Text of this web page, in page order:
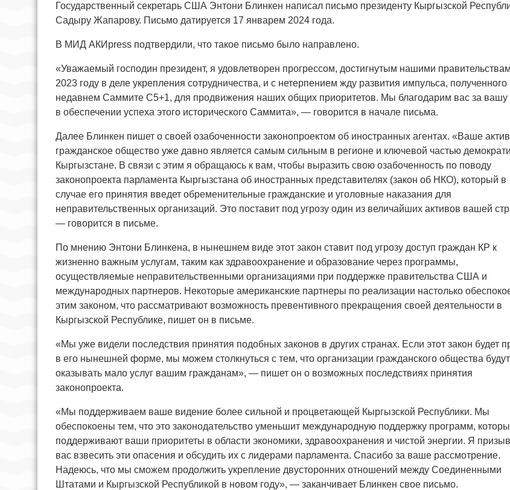
Государственный секретарь США Энтони Блинкен написал письмо президенту Кыргызской
Садыру Жапарову. Письмо датируется 17 январем 2024 года.
В МИД АКИpress подтвердили, что такое письмо было направлено.
«Уважаемый господин президент, я удовлетворен прогрессом, достигнутым нашими
2023 году в деле укрепления сотрудничества, и с нетерпением жду развития импульса, полученного
недавнем Саммите C5+1, для продвижения наших общих приоритетов. Мы благодарим вас за вашу
в обеспечении успеха этого исторического Саммита», — говорится в начале письма.
Далее Блинкен пишет о своей озабоченности законопроектом об иностранных агентах. «Ваше
гражданское общество уже давно является самым сильным в регионе и ключевой частью
Кыргызстане. В связи с этим я обращаюсь к вам, чтобы выразить свою озабоченность по поводу
законопроекта парламента Кыргызстана об иностранных представителях (закон об НКО), который в
случае его принятия введет обременительные гражданские и уголовные наказания для
неправительственных организаций. Это поставит под угрозу один из величайших активов вашей
— говорится в письме.
По мнению Энтони Блинкена, в нынешнем виде этот закон ставит под угрозу доступ граждан КР к
жизненно важным услугам, таким как здравоохранение и образование через программы,
осуществляемые неправительственными организациями при поддержке правительства США и
международных партнеров. Некоторые американские партнеры по реализации настолько
этим законом, что рассматривают возможность превентивного прекращения своей деятельности в
Кыргызской Республике, пишет он в письме.
«Мы уже видели последствия принятия подобных законов в других странах. Если этот закон будет
в его нынешней форме, мы можем столкнуться с тем, что организации гражданского общества будут
оказывать мало услуг вашим гражданам», — пишет он о возможных последствиях принятия
законопроекта.
«Мы поддерживаем ваше видение более сильной и процветающей Кыргызской Республики. Мы
обеспокоены тем, что это законодательство уменьшит международную поддержку программ,
поддерживают ваши приоритеты в области экономики, здравоохранения и чистой энергии. Я
вас взвесить эти опасения и обсудить их с лидерами парламента. Спасибо за ваше рассмотрение.
Надеюсь, что мы сможем продолжить укрепление двусторонних отношений между Соединенными
Штатами и Кыргызской Республикой в новом году», — заканчивает Блинкен свое письмо.